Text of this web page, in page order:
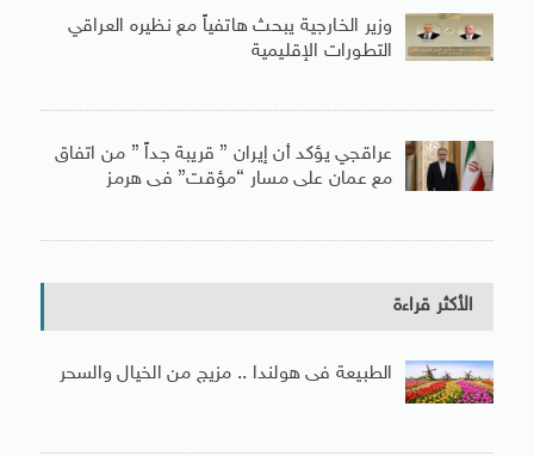
وزير الخارجية يبحث هاتفياً مع نظيره العراقي
التطورات الإقليمية
عراقجي يؤكد أن إيران ” قريبة جداً ” من اتفاق
مع عمان على مسار “مؤقت” فى هرمز
الأكثر قراءة
الطبيعة فى هولندا .. مزيج من الخيال والسحر